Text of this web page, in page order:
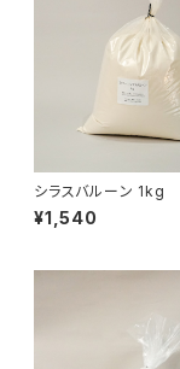
シラスバルーン 1kg
¥1,540